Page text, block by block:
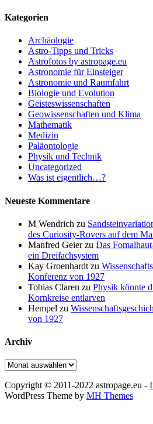
Kategorien
Archäologie
Astro-Tipps und Tricks
Astrofotos by astropage.eu
Astronomie für Einsteiger
Astronomie und Raumfahrt
Biologie und Evolution
Geisteswissenschaften
Geowissenschaften und Klima
Mathematik
Medizin
Paläontologie
Physik und Technik
Uncategorized
Was ist eigentlich…?
Neueste Kommentare
M Wendrich zu
des Curiosity-Rovers auf dem
Manfred Geierzu Das
ein Dreifachsystem
Kay Groenhardt zu
Konferenz von 1927
Tobias Claren zu Physik könnte
Kornkreise entlarven
Hempel zu
von 1927
Archiv
Archiv
Copyright © 2011-2022 astropage.eu -
WordPress Theme by MH Themes